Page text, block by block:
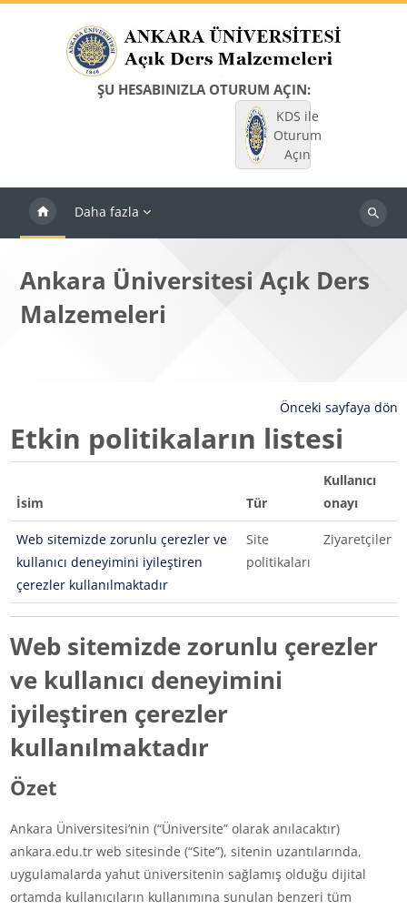
ŞU HESABINIZLA OTURUM AÇIN:
KDS ile
Oturum
Açın
Daha fazla
Dersleri
Ankara Üniversitesi Açık Ders
Malzemeleri
Önceki sayfaya dön
Etkin politikaların listesi
İsim Tür
Kullanıcı
onayı
Web sitemizde zorunlu çerezler ve
kullanıcı deneyimini iyileştiren
çerezler kullanılmaktadır
Site
politikaları
Ziyaretçiler
Web sitemizde zorunlu çerezler
ve kullanıcı deneyimini
iyileştiren çerezler
kullanılmaktadır
Özet
Ankara Üniversitesi’nin (“Üniversite” olarak anılacaktır)
ankara.edu.tr web sitesinde (“Site”), sitenin uzantılarında,
uygulamalarda yahut üniversitenin sağlamış olduğu dijital
ortamda kullanıcıların kullanımına sunulan benzeri tüm